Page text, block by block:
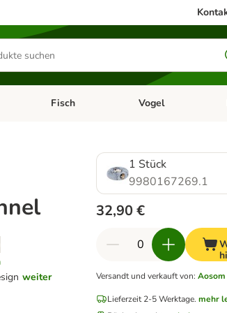
öffnen: Hundefutter & Zubehör
Kategorie-Menü öffnen: Kleintier
Fisch Kategorie-Menü
Vogel
weiter
1 Stück
9980167269.1
32,90 €
Versandt und verkauft von:
Lieferzeit 2-5 Werktage. mehr